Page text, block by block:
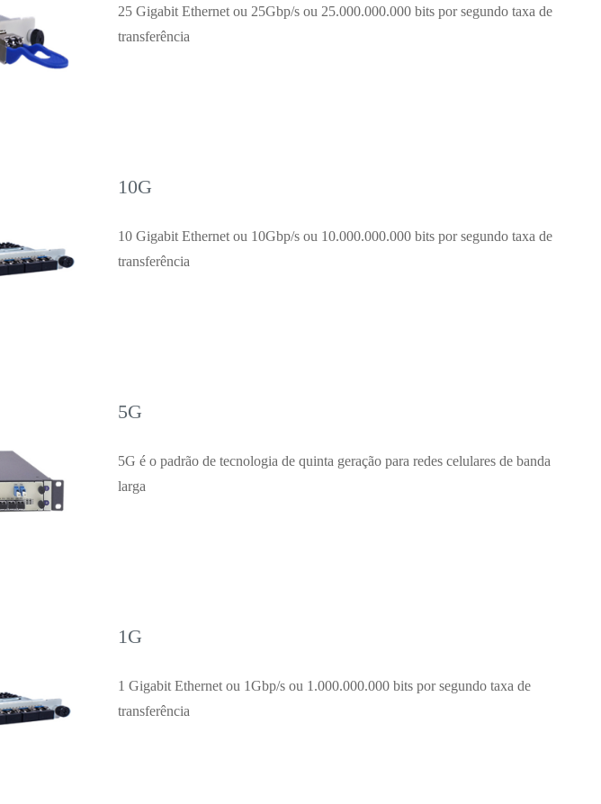
25 Gigabit Ethernet ou 25Gbp/s ou 25.000.000.000 bits por segundo taxa de
transferência
10G
10 Gigabit Ethernet ou 10Gbp/s ou 10.000.000.000 bits por segundo taxa de
transferência
5G
5G é o padrão de tecnologia de quinta geração para redes celulares de banda
larga
1G
1 Gigabit Ethernet ou 1Gbp/s ou 1.000.000.000 bits por segundo taxa de
transferência